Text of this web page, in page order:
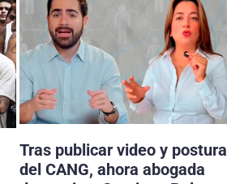
Tras publicar video y postura
del CANG, ahora abogada